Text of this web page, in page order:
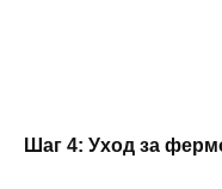
Шаг 4: Уход за